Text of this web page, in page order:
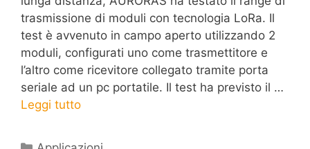
trasmissione di moduli con tecnologia LoRa. Il
test è avvenuto in campo aperto utilizzando 2
moduli, configurati uno come trasmettitore e
l’altro come ricevitore collegato tramite porta
seriale ad un pc portatile. Il test ha previsto il …
Leggi tutto
Categorie